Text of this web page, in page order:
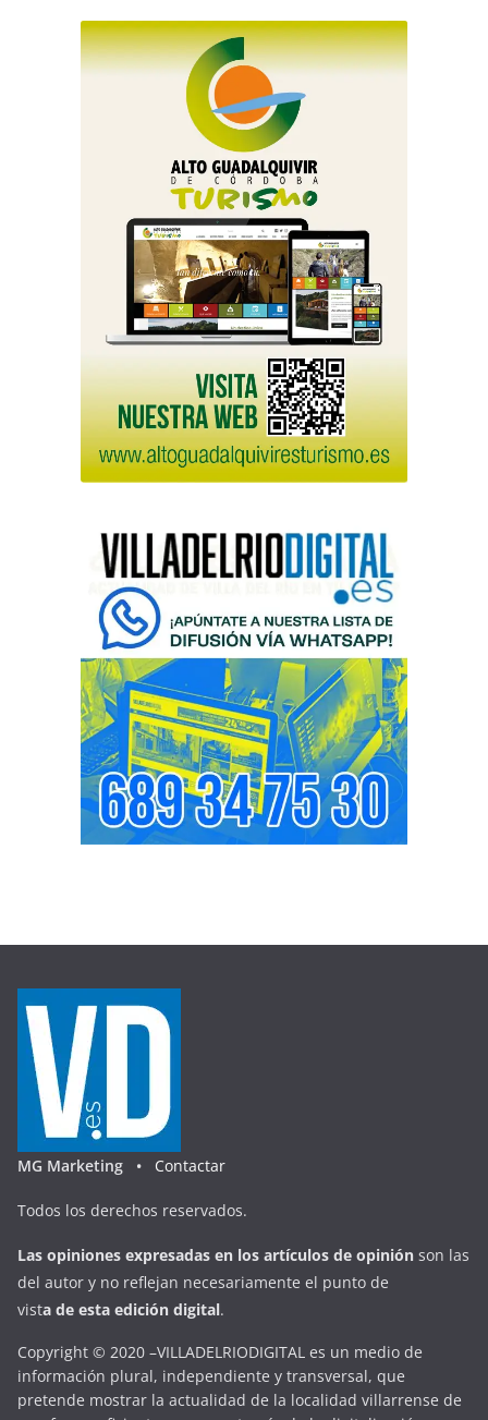
MG Marketing • Contactar
Todos los derechos reservados.
Las opiniones expresadas en los artículos de opinión son las
del autor y no reflejan necesariamente el punto de
vista de esta edición digital.
Copyright © 2020 –VILLADELRIODIGITAL es un medio de
información plural, independiente y transversal, que
pretende mostrar la actualidad de la localidad villarrense de